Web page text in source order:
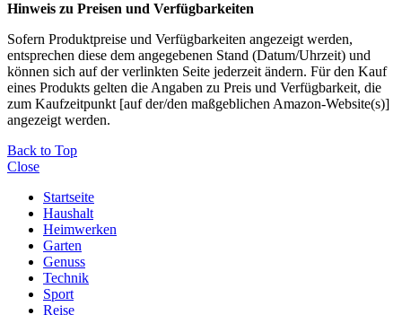
Hinweis zu Preisen und Verfügbarkeiten
Sofern Produktpreise und Verfügbarkeiten angezeigt werden,
entsprechen diese dem angegebenen Stand (Datum/Uhrzeit) und
können sich auf der verlinkten Seite jederzeit ändern. Für den Kauf
eines Produkts gelten die Angaben zu Preis und Verfügbarkeit, die
zum Kaufzeitpunkt [auf der/den maßgeblichen Amazon-Website(s)]
angezeigt werden.
Back to Top
Close
Startseite
Haushalt
Heimwerken
Garten
Genuss
Technik
Sport
Reise